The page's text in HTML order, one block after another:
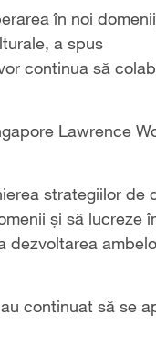
în noi
a spus
continua să
Lawrence
strategiilor de
și să lucreze
dezvoltarea
continuat să se